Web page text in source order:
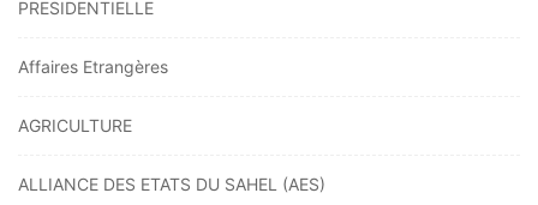
PRESIDENTIELLE
Affaires Etrangères
AGRICULTURE
ALLIANCE DES ETATS DU SAHEL (AES)